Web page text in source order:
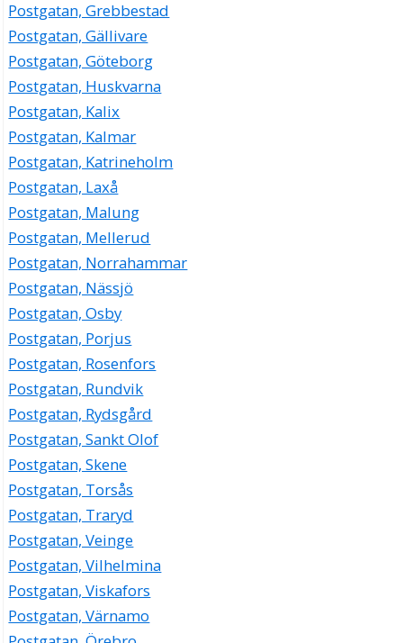
Postgatan, Grebbestad
Postgatan, Gällivare
Postgatan, Göteborg
Postgatan, Huskvarna
Postgatan, Kalix
Postgatan, Kalmar
Postgatan, Katrineholm
Postgatan, Laxå
Postgatan, Malung
Postgatan, Mellerud
Postgatan, Norrahammar
Postgatan, Nässjö
Postgatan, Osby
Postgatan, Porjus
Postgatan, Rosenfors
Postgatan, Rundvik
Postgatan, Rydsgård
Postgatan, Sankt Olof
Postgatan, Skene
Postgatan, Torsås
Postgatan, Traryd
Postgatan, Veinge
Postgatan, Vilhelmina
Postgatan, Viskafors
Postgatan, Värnamo